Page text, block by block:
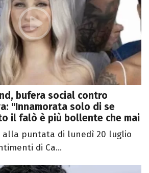
bufera social contro
"Innamorata solo di se
il falò è più bollente che mai
alla puntata di lunedì 20 luglio
di Ca...